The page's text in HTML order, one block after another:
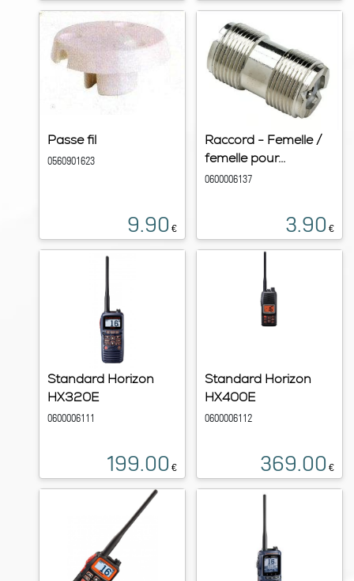
Passe fil
0560901623
9.90 €
Raccord - Femelle /
femelle pour...
0600006137
3.90 €
Standard Horizon
HX320E
0600006111
199.00 €
Standard Horizon
HX400E
0600006112
369.00 €